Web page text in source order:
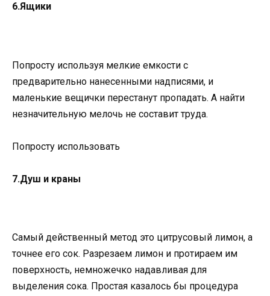
6.Ящики
Попросту используя мелкие емкости с
предварительно нанесенными надписями, и
маленькие вещички перестанут пропадать. А найти
незначительную мелочь не составит труда.
Попросту использовать
7.Душ и краны
Самый действенный метод это цитрусовый лимон, а
точнее его сок. Разрезаем лимон и протираем им
поверхность, немножечко надавливая для
выделения сока. Простая казалось бы процедура